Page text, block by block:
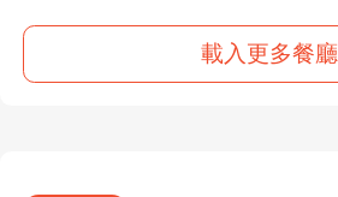
載入更多餐廳